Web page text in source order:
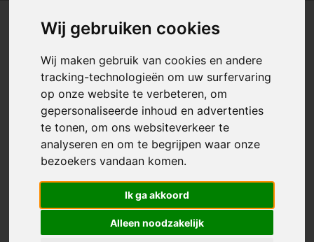
Wij gebruiken cookies
Wij maken gebruik van cookies en andere
tracking-technologieën om uw surfervaring
op onze website te verbeteren, om
gepersonaliseerde inhoud en advertenties
te tonen, om ons websiteverkeer te
analyseren en om te begrijpen waar onze
bezoekers vandaan komen.
Ik ga akkoord
Alleen noodzakelijk
Bio-Stone Pen: Duurzame
Schrijfkracht uit Natuurlijke
Materialen
Artikelnummer:275363